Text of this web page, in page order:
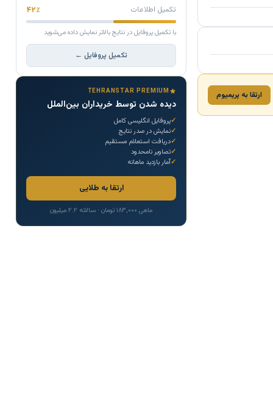
ارتقا به پریمیوم
تکمیل اطلاعات ۴۲٪
با تکمیل پروفایل در نتایج بالاتر نمایش داده می‌شوید
تکمیل پروفایل ←
TEHRANSTAR PREMIUM
دیده شدن توسط خریداران بین‌الملل
پروفایل انگلیسی کامل
نمایش در صدر نتایج
دریافت استعلام مستقیم
تصاویر نامحدود
آمار بازدید ماهانه
ارتقا به طلایی
ماهی ۱۸۳,۰۰۰ تومان · سالانه ۲.۲ میلیون